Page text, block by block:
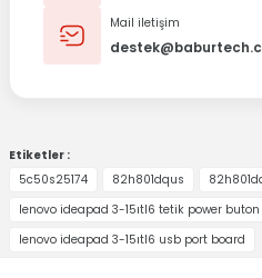
Mail iletişim
Etiketler :
5c50s25174
82h801dqus
lenovo ideapad 3-15ıtl6 tetik power buton
lenovo ideapad 3-15ıtl6 usb port board